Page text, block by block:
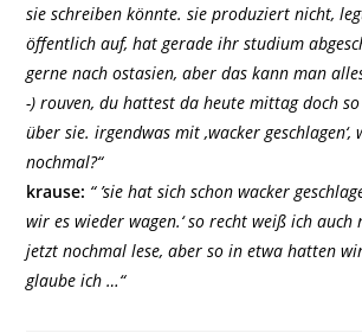
sie schreiben könnte. sie produziert nicht,
öffentlich auf, hat gerade ihr studium
gerne nach ostasien, aber das kann man
-) rouven, du hattest da heute mittag doch
über sie. irgendwas mit ‚wacker geschlagen‘,
nochmal?“
krause: “ ’sie hat sich schon wacker
wir es wieder wagen.‘ so recht weiß ich auch
jetzt nochmal lese, aber so in etwa hatten
glaube ich …“